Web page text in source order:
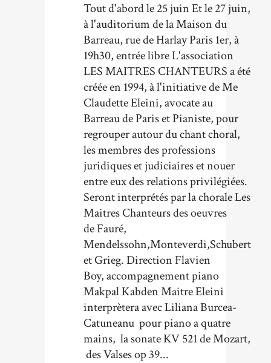
Tout d'abord le 25 juin Et le 27 juin,
à l'auditorium de la Maison du
Barreau, rue de Harlay Paris 1er, à
19h30, entrée libre L'association
LES MAITRES CHANTEURS a été
créée en 1994, à l'initiative de Me
Claudette Eleini, avocate au
Barreau de Paris et Pianiste, pour
regrouper autour du chant choral,
les membres des professions
juridiques et judiciaires et nouer
entre eux des relations privilégiées.
Seront interprétés par la chorale Les
Maitres Chanteurs des oeuvres
de Fauré,
Mendelssohn,Monteverdi,Schubert
et Grieg. Direction Flavien
Boy, accompagnement piano
Makpal Kabden Maitre Eleini
interprètera avec Liliana Burcea-
Catuneanu pour piano a quatre
mains, la sonate KV 521 de Mozart,
des Valses op 39...